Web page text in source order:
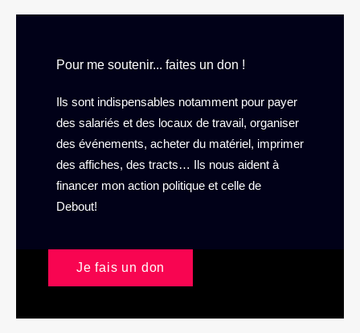
Pour me soutenir... faites un don !
Ils sont indispensables notamment pour payer
des salariés et des locaux de travail, organiser
des événements, acheter du matériel, imprimer
des affiches, des tracts… Ils nous aident à
financer mon action politique et celle de
Debout!
Je fais un don